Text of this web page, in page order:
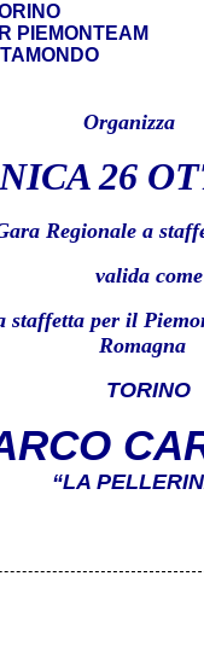
PIEMONTEAM
Organizza
26
Regionale a
valida come
staffetta per il
Romagna
TORINO
“LA